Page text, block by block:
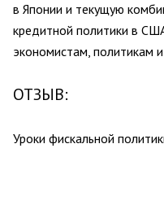
в Японии и текущую
кредитной политики в
экономистам, политикам
ОТЗЫВ:
Уроки фискальной